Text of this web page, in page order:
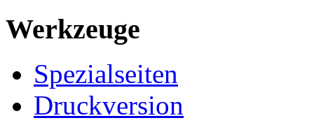
Werkzeuge
Spezialseiten
Druckversion